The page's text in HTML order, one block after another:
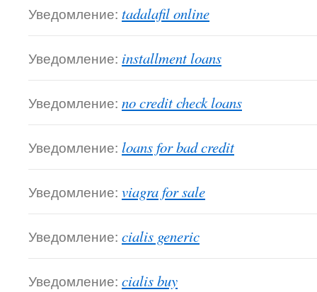
Уведомление: tadalafil online
Уведомление: installment loans
Уведомление: no credit check loans
Уведомление: loans for bad credit
Уведомление: viagra for sale
Уведомление: cialis generic
Уведомление: cialis buy